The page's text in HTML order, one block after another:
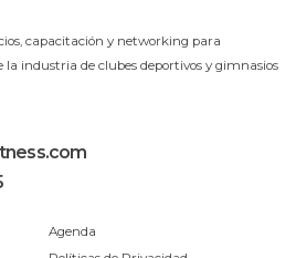
capacitación y networking para
la industria de clubes deportivos y gimnasios
Agenda